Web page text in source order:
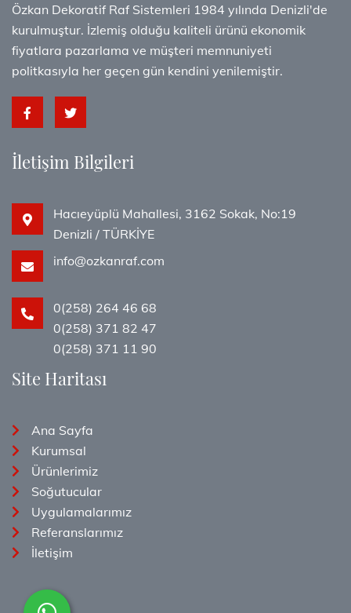
Özkan Dekoratif Raf Sistemleri 1984 yılında Denizli'de
kurulmuştur. İzlemiş olduğu kaliteli ürünü ekonomik
fiyatlara pazarlama ve müşteri memnuniyeti
politkasıyla her geçen gün kendini yenilemiştir.
İletişim Bilgileri
Hacıeyüplü Mahallesi, 3162 Sokak, No:19
Denizli / TÜRKİYE
info@ozkanraf.com
0(258) 264 46 68
0(258) 371 82 47
0(258) 371 11 90
Site Haritası
Ana Sayfa
Kurumsal
Ürünlerimiz
Soğutucular
Uygulamalarımız
Referanslarımız
İletişim